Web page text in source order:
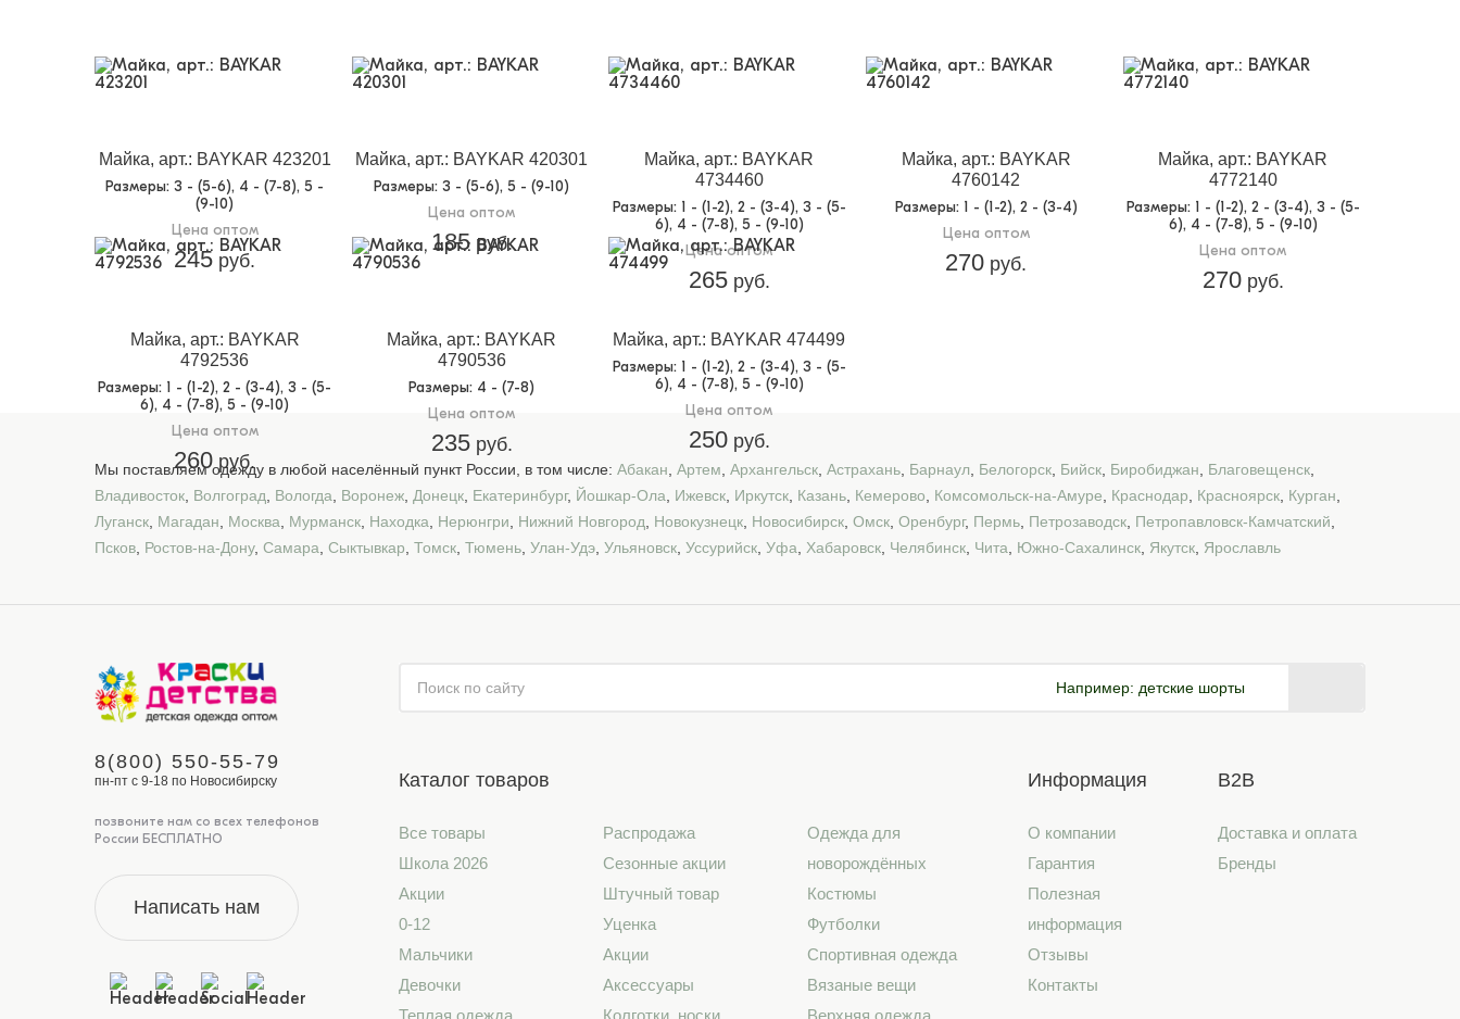
Майка, арт.: BAYKAR 423201
Размеры: 3 - (5-6), 4 - (7-8), 5 -
(9-10)
Цена оптом
245 руб.
Майка, арт.: BAYKAR 420301
Размеры: 3 - (5-6), 5 - (9-10)
Цена оптом
185руб.
Майка, арт.: BAYKAR
4734460
Размеры: 1 - (1-2), 2 - (3-4), 3 - (5-
6), 4 - (7-8), 5 - (9-10)
Цена оптом
265руб.
Майка, арт.: BAYKAR
4760142
Размеры: 1 - (1-2), 2 - (3-4)
Цена оптом
270 руб.
Майка, арт.: BAYKAR
4772140
Размеры: 1 - (1-2), 2 - (3-4), 3 - (5-
6), 4 - (7-8), 5 - (9-10)
Цена оптом
270руб.
Майка, арт.: BAYKAR
4792536
Размеры: 1 - (1-2), 2 - (3-4), 3 - (5-
6), 4 - (7-8), 5 - (9-10)
Цена оптом
260руб.
Майка, арт.: BAYKAR
4790536
Размеры: 4 - (7-8)
Цена оптом
235руб.
Майка, арт.: BAYKAR 474499
Размеры: 1 - (1-2), 2 - (3-4), 3 - (5-
6), 4 - (7-8), 5 - (9-10)
Цена оптом
250руб.
Мы поставляем одежду в любой населённый пункт России, в том числе: Абакан Артем Архангельск Астрахань Барнаул Белогорск Бийск Биробиджан Благовещенск
Владивосток Волгоград Вологда Воронеж Донецк Екатеринбург, Йошкар-Ола Ижевск Иркутск Казань Кемерово Комсомольск-на-Амуре Краснодар Красноярск Курган
Луганск Магадан Москва Мурманск Находка Нерюнгри Нижний Новгород Новокузнецк Новосибирск Омск Оренбург, Пермь Петрозаводск Петропавловск-Камчатский
Псков Ростов-на-Дону, Самара Сыктывкар Томск Тюмень Улан-Удэ Ульяновск Уссурийск Уфа Хабаровск Челябинск Чита Южно-Сахалинск Якутск Ярославль
8(800) 550-55-79
пн-пт с 9-18 по Новосибирску
позвоните нам со всех телефонов
России БЕСПЛАТНО
Написать нам
Например: детские шорты
Каталог товаров
Все товары
Школа 2026
Акции
0-12
Мальчики
Девочки
Теплая одежда
Распродажа
Сезонные акции
Штучный товар
Уценка
Акции
Аксессуары
Колготки, носки
Одежда для
новорождённых
Костюмы
Футболки
Спортивная одежда
Вязаные вещи
Верхняя одежда
Информация
О компании
Гарантия
Полезная
информация
Отзывы
Контакты
B2B
Доставка и оплата
Бренды